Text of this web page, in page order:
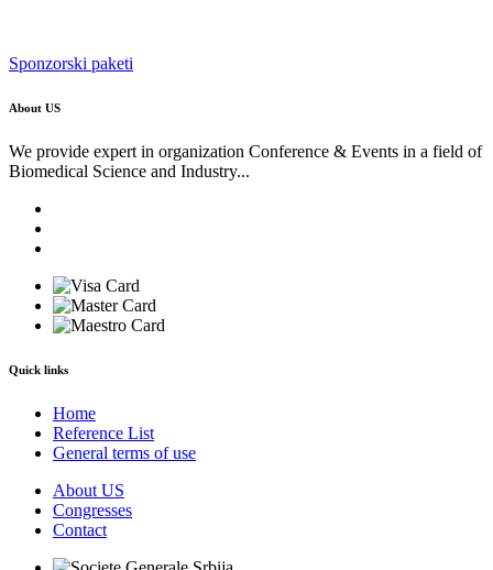
Sponzorski paketi
About US
We provide expert in organization Conference & Events in a field of
Biomedical Science and Industry...
Quick links
Home
Reference List
General terms of use
About US
Congresses
Contact